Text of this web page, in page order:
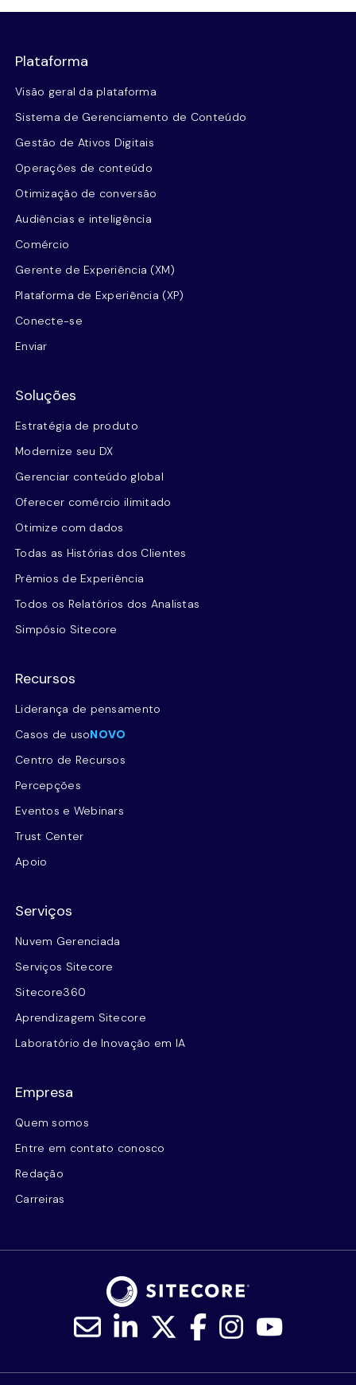
Plataforma
Visão geral da plataforma
Sistema de Gerenciamento de Conteúdo
Gestão de Ativos Digitais
Operações de conteúdo
Otimização de conversão
Audiências e inteligência
Comércio
Gerente de Experiência (XM)
Plataforma de Experiência (XP)
Conecte-se
Enviar
Soluções
Estratégia de produto
Modernize seu DX
Gerenciar conteúdo global
Oferecer comércio ilimitado
Otimize com dados
Todas as Histórias dos Clientes
Prêmios de Experiência
Todos os Relatórios dos Analistas
Simpósio Sitecore
Recursos
Liderança de pensamento
Casos de usoNOVO
Centro de Recursos
Percepções
Eventos e Webinars
Trust Center
Apoio
Serviços
Nuvem Gerenciada
Serviços Sitecore
Sitecore360
Aprendizagem Sitecore
Laboratório de Inovação em IA
Empresa
Quem somos
Entre em contato conosco
Redação
Carreiras